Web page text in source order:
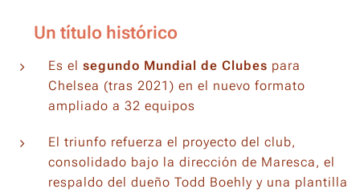
🎉 Un título histórico
Es el segundo Mundial de Clubes para
Chelsea (tras 2021) en el nuevo formato
ampliado a 32 equipos
El triunfo refuerza el proyecto del club,
consolidado bajo la dirección de Maresca, el
respaldo del dueño Todd Boehly y una plantilla